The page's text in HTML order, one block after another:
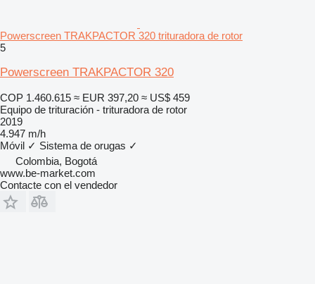
Powerscreen TRAKPACTOR 320 trituradora de rotor
5
Powerscreen TRAKPACTOR 320
COP 1.460.615 ≈ EUR 397,20 ≈ US$ 459
Equipo de trituración - trituradora de rotor
2019
4.947 m/h
Móvil ✓ Sistema de orugas ✓
Colombia, Bogotá
www.be-market.com
Contacte con el vendedor